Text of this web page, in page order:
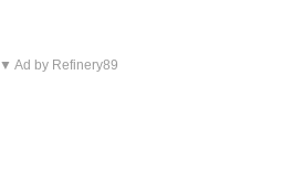
▼ Ad by Refinery89